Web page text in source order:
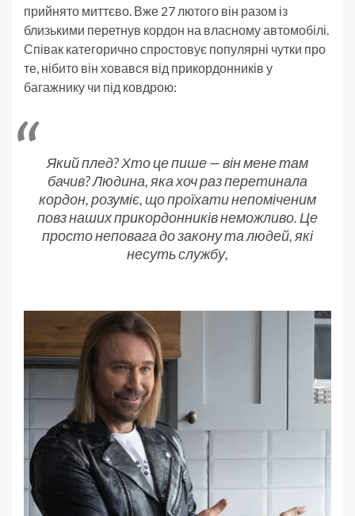
прийнято миттєво. Вже 27 лютого він разом із
близькими перетнув кордон на власному автомобілі.
Співак категорично спростовує популярні чутки про
те, нібито він ховався від прикордонників у
багажнику чи під ковдрою:
Який плед? Хто це пише — він мене там
бачив? Людина, яка хоч раз перетинала
кордон, розуміє, що проїхати непоміченим
повз наших прикордонників неможливо. Це
просто неповага до закону та людей, які
несуть службу,